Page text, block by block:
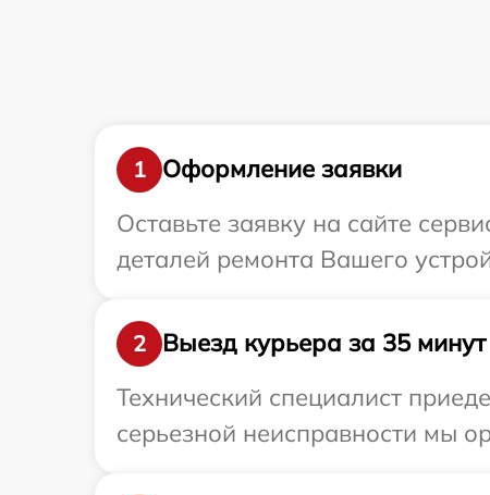
1
Оформление заявки
Оставьте заявку на сайте
деталей ремонта Вашего
2
Выезд курьера за 35 минут
Технический специалист
серьезной неисправности мы